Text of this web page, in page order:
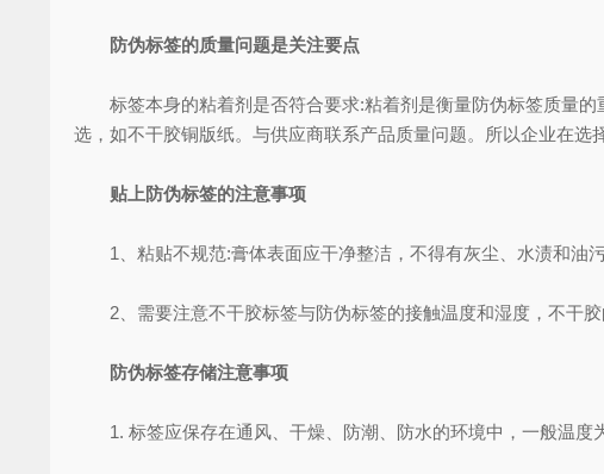
防伪标签的质量问题是关注要点
标签本身的粘着剂是否符合要求:粘着剂是衡量防伪标签质量的
选，如不干胶铜版纸。与供应商联系产品质量问题。所以企业在选
贴上防伪标签的注意事项
1、粘贴不规范:膏体表面应干净整洁，不得有灰尘、水渍和油污
2、需要注意不干胶标签与防伪标签的接触温度和湿度，不干胶
防伪标签存储注意事项
1. 标签应保存在通风、干燥、防潮、防水的环境中，一般温度